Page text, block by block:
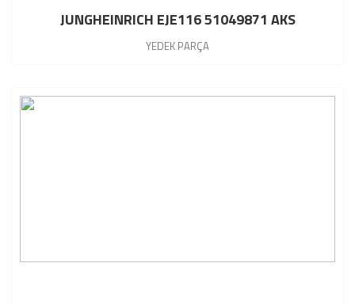
JUNGHEINRICH EJE116 51049871 AKS
YEDEK PARÇA